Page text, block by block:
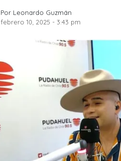
Por Leonardo Guzmán
febrero 10, 2025 - 3:43 pm